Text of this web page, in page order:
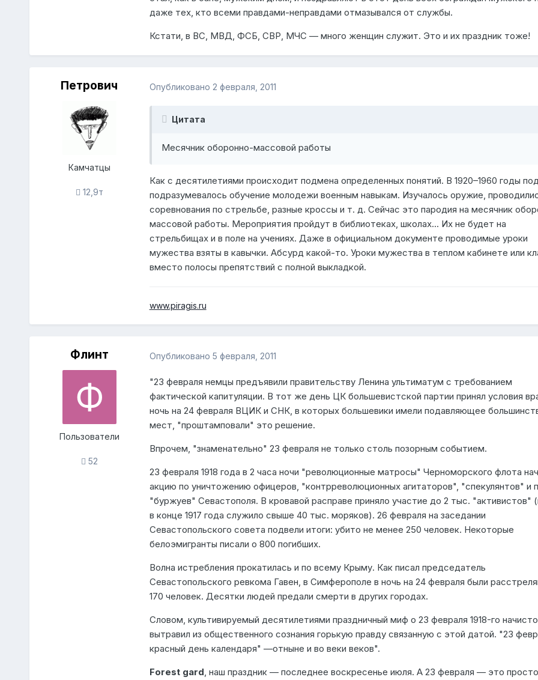
даже тех, кто всеми правдами-неправдами отмазывался от службы.
Кстати, в ВС, МВД, ФСБ, СВР, МЧС — много женщин служит. Это и их праздник тоже!
Петрович
Камчатцы
12,9т
Опубликовано 2 февраля, 2011
Цитата
Месячник оборонно-массовой работы
Как с десятилетиями происходит подмена определенных понятий. В 1920–1960 годы
подразумевалось обучение молодежи военным навыкам. Изучалось оружие,
соревнования по стрельбе, разные кроссы и т. д. Сейчас это пародия на месячник
массовой работы. Мероприятия пройдут в библиотеках, школах... Их не будет на
стрельбищах и в поле на учениях. Даже в официальном документе проводимые уроки
мужества взяты в кавычки. Абсурд какой-то. Уроки мужества в теплом кабинете или
вместо полосы препятствий с полной выкладкой.
www.piragis.ru
Флинт
Пользователи
52
Опубликовано 5 февраля, 2011
"23 февраля немцы предъявили правительству Ленина ультиматум с требованием
фактической капитуляции. В тот же день ЦК большевистской партии принял условия
ночь на 24 февраля ВЦИК и СНК, в которых большевики имели подавляющее
мест, "проштамповали" это решение.
Впрочем, "знаменательно" 23 февраля не только столь позорным событием.
23 февраля 1918 года в 2 часа ночи "революционные матросы" Черноморского флота
акцию по уничтожению офицеров, "контрреволюционных агитаторов", "спекулянтов" и
"буржуев" Севастополя. В кровавой расправе приняло участие до 2 тыс. "активистов"
в конце 1917 года служило свыше 40 тыс. моряков). 26 февраля на заседании
Севастопольского совета подвели итоги: убито не менее 250 человек. Некоторые
белоэмигранты писали о 800 погибших.
Волна истребления прокатилась и по всему Крыму. Как писал председатель
Севастопольского ревкома Гавен, в Симферополе в ночь на 24 февраля были
170 человек. Десятки людей предали смерти в других городах.
Словом, культивируемый десятилетиями праздничный миф о 23 февраля 1918-го начисто
вытравил из общественного сознания горькую правду связанную с этой датой. "23
красный день календаря" —отныне и во веки веков".
Forest gard, наш праздник — последнее воскресенье июля. А 23 февраля — это просто